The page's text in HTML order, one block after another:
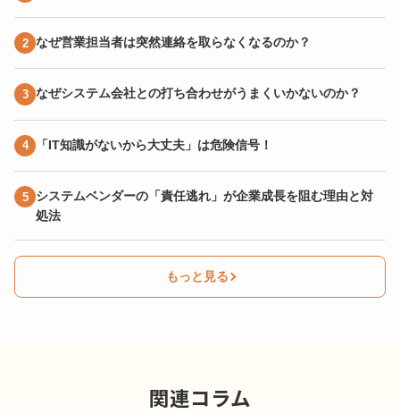
なぜ営業担当者は突然連絡を取らなくなるのか？
なぜシステム会社との打ち合わせがうまくいかないのか？
「IT知識がないから大丈夫」は危険信号！
システムベンダーの「責任逃れ」が企業成長を阻む理由と対
処法
もっと見る
関連コラム